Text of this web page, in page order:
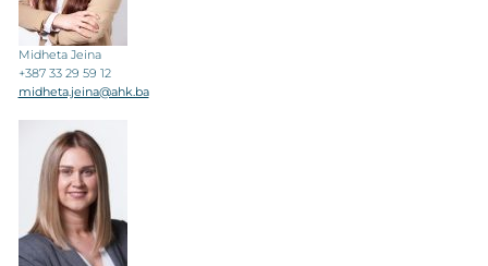
Midheta Jeina
+387 33 29 59 12
midheta.jeina@ahk.ba